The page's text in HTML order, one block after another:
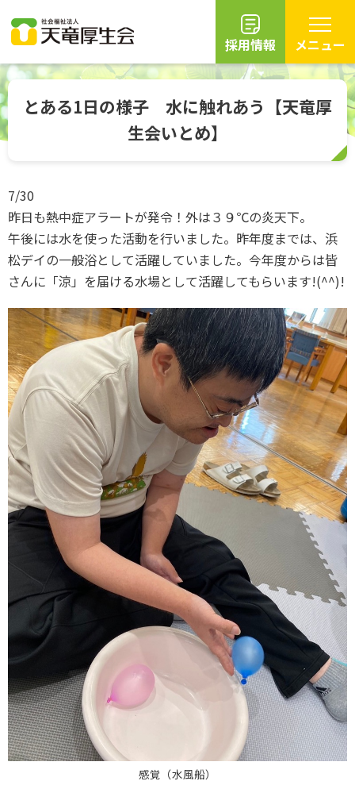
グ
ロ
ー
バ
ビ
ゲ
ー
シ
ョ
ン
へ
本
文
へ
ロ
ー
カ
ル
ゲ
ー
シ
ョ
ン
へ
フ
ッ
タ
ー
採用情報 メニュー
とある1日の様子 水に触れあう【天竜厚
生会いとめ】
7/30
昨日も熱中症アラートが発令！外は３９℃の炎天下。
午後には水を使った活動を行いました。昨年度までは、浜
松デイの一般浴として活躍していました。今年度からは皆
さんに「涼」を届ける水場として活躍してもらいます!(^^)!
感覚（水風船）